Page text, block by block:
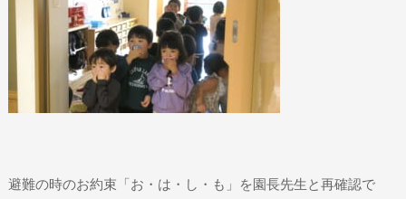
避難の時のお約束「お・は・し・も」を園長先生と再確認で